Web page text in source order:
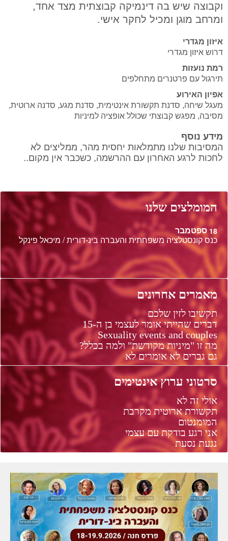
וקבוצה שיש בה דינמיקה קבוצתית מצד אחד,
ומרחב מוגן ומכיל לחקר אישי.
איזון מגדרי
דרוש איזון מגדרי
רמת נועזות
תירגול עם פרטנרים מתחלפים
אפיון האירוע
מעגל שיחה, סדנת תקשורת אינטימית, סדנת מגע, סדנה ארוטית,
מסיבה, מפגש קבוצתי שכולל אופציה למיניות
מידע נוסף
המסיבות שלנו מתמלאות יחסית מהר, ממליצים לא
לחכות לרגע האחרון עם ההרשמה, כשכבר אין מקום..
המומלצים שלנו
ספטמבר 18
כנס קונסטלציה משפחתית והעברה בינ-דורית / מיכאל פינקל
מאמרים אחרונים
תקשיבו לזין שלכם
דברים שהייתי אומר לעצמי בן ה-15
Sexuality events and couples
מה זו "מיניות מקודשת" ולמה בכלל?
גם גברים לא אומרים לא
סרטוני ערוץ אינטימים
אולי זה לא
תקשורת ארוטית מקרבת
המומנטום
אני רגע בודקת עם עצמי
נגעת נסעת